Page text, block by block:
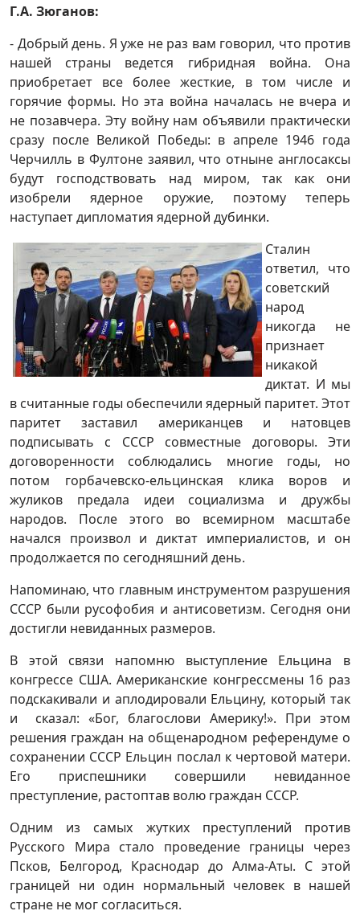
Г.А. Зюганов:
- Добрый день. Я уже не раз вам говорил, что против
нашей страны ведется гибридная война. Она
приобретает все более жесткие, в том числе и
горячие формы. Но эта война началась не вчера и
не позавчера. Эту войну нам объявили практически
сразу после Великой Победы: в апреле 1946 года
Черчилль в Фултоне заявил, что отныне англосаксы
будут господствовать над миром, так как они
изобрели ядерное оружие, поэтому теперь
наступает дипломатия ядерной дубинки.
Сталин
ответил, что
советский
народ
никогда не
признает
никакой
диктат. И мы
в считанные годы обеспечили ядерный паритет. Этот
паритет заставил американцев и натовцев
подписывать с СССР совместные договоры. Эти
договоренности соблюдались многие годы, но
потом горбачевско-ельцинская клика воров и
жуликов предала идеи социализма и дружбы
народов. После этого во всемирном масштабе
начался произвол и диктат империалистов, и он
продолжается по сегодняшний день.
Напоминаю, что главным инструментом разрушения
СССР были русофобия и антисоветизм. Сегодня они
достигли невиданных размеров.
В этой связи напомню выступление Ельцина в
конгрессе США. Американские конгрессмены 16 раз
подскакивали и аплодировали Ельцину, который так
и сказал: «Бог, благослови Америку!». При этом
решения граждан на общенародном референдуме о
сохранении СССР Ельцин послал к чертовой матери.
Его приспешники совершили невиданное
преступление, растоптав волю граждан СССР.
Одним из самых жутких преступлений против
Русского Мира стало проведение границы через
Псков, Белгород, Краснодар до Алма-Аты. С этой
границей ни один нормальный человек в нашей
стране не мог согласиться.